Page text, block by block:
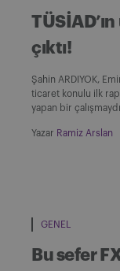
çıktı!
Şahin ARDIYOK,
ticaret konulu ilk
yapan bir
Yazar Ramiz Arslan
GENEL
Bu sefer